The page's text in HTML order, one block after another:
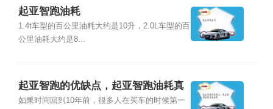
起亚智跑油耗
1.4t车型的百公里油耗大约是10升，2.0L车型的百
公里油耗大约是8...
起亚智跑的优缺点，起亚智跑油耗真
实油耗
如果时间回到10年前，很多人在买车的时候第一